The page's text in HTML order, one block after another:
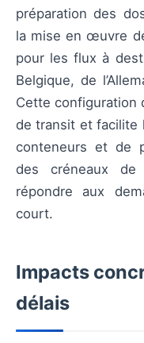
préparation des
la mise en œuvre
pour les flux à
Belgique, de
Cette configuration
de transit et facilite
conteneurs et de
des créneaux
répondre aux
court.
Impacts
délais